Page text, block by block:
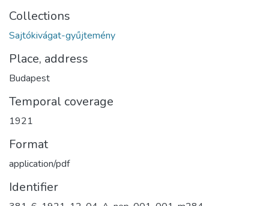
Collections
Sajtókivágat-gyűjtemény
Place, address
Budapest
Temporal coverage
1921
Format
application/pdf
Identifier